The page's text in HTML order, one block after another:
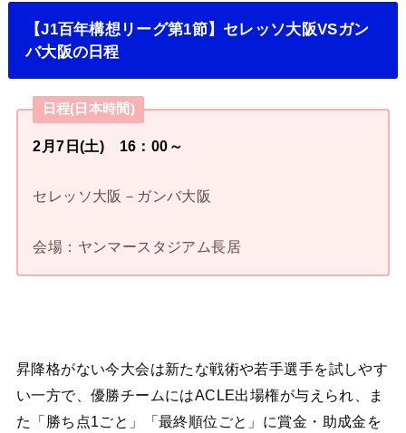
【J1百年構想リーグ第1節】セレッソ大阪VSガン
バ大阪の日程
日程(日本時間)
2月7日(土) 16：00～
セレッソ大阪－ガンバ大阪
会場：ヤンマースタジアム長居
昇降格がない今大会は新たな戦術や若手選手を試しやす
い一方で、優勝チームにはACLE出場権が与えられ、ま
た「勝ち点1ごと」「最終順位ごと」に賞金・助成金を